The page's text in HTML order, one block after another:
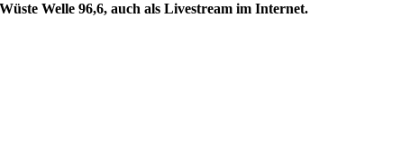
Welle 96,6, auch als Livestream im Internet.